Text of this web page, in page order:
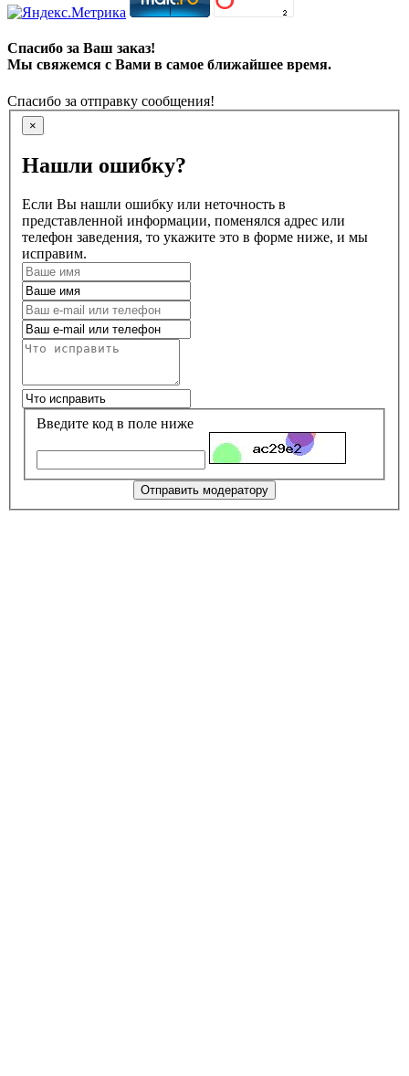
Спасибо за Ваш заказ!
Мы свяжемся с Вами в самое ближайшее время.
Спасибо за отправку сообщения!
×
Нашли ошибку?
Если Вы нашли ошибку или неточность в
представленной информации, поменялся адрес или
телефон заведения, то укажите это в форме ниже, и мы
исправим.
Введите код в поле ниже
Отправить модератору